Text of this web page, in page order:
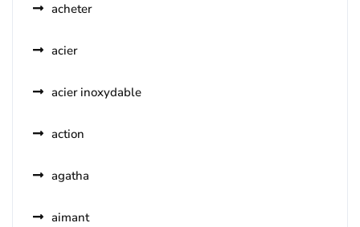
acheter
acier
acier inoxydable
action
agatha
aimant